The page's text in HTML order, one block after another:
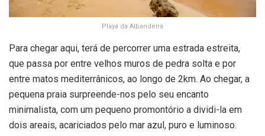
Playa da Albandeira
Para chegar aqui, terá de percorrer uma estrada estreita,
que passa por entre velhos muros de pedra solta e por
entre matos mediterrânicos, ao longo de 2km. Ao chegar, a
pequena praia surpreende-nos pelo seu encanto
minimalista, com um pequeno promontório a dividi-la em
dois areais, acariciados pelo mar azul, puro e luminoso.